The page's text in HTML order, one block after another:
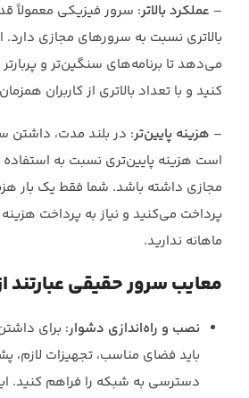
– عملکرد بالاتر: سرور فیزیکی معمولاً
بالاتری نسبت به سرورهای مجازی دارد.
می‌دهد تا برنامه‌های سنگین‌تر و
کنید و با تعداد بالاتری از کاربران
– هزینه پایین‌تر: در بلند مدت، داشتن
است هزینه پایین‌تری نسبت به
مجازی داشته باشد. شما فقط یک بار
پرداخت می‌کنید و نیاز به پرداخت هزینه
ماهانه ندارید.
معایب سرور حقیقی عبارتند
نصب و راه‌اندازی دشوار: برای
باید فضای مناسب، تجهیزات لازم،
دسترسی به شبکه را فراهم کنید.